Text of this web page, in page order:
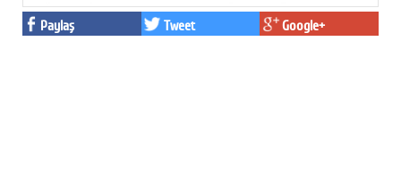
Paylaş Tweet Google+